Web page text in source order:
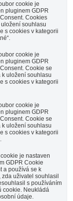
cookie je
pluginem GDPR
Cookies
souhlasu
s cookies v kategorii
cookie je
pluginem GDPR
Cookie se
k uložení souhlasu
s cookies v kategorii
cookie je
pluginem GDPR
Cookie se
k uložení souhlasu
s cookies v kategorii
je nastaven
GDPR Cookie
a používá se k
zda uživatel souhlasil
s používáním
cookie. Neukládá
údaje.